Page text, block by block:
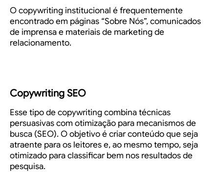
O copywriting institucional é frequentemente
encontrado em páginas “Sobre Nós”, comunicados
de imprensa e materiais de marketing de
relacionamento.
Copywriting SEO
Esse tipo de copywriting combina técnicas
persuasivas com otimização para mecanismos de
busca (SEO). O objetivo é criar conteúdo que seja
atraente para os leitores e, ao mesmo tempo, seja
otimizado para classificar bem nos resultados de
pesquisa.